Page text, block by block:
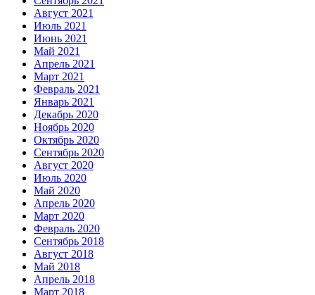
Август 2021
Июль 2021
Июнь 2021
Май 2021
Апрель 2021
Март 2021
Февраль 2021
Январь 2021
Декабрь 2020
Ноябрь 2020
Октябрь 2020
Сентябрь 2020
Август 2020
Июль 2020
Май 2020
Апрель 2020
Март 2020
Февраль 2020
Сентябрь 2018
Август 2018
Май 2018
Апрель 2018
Март 2018